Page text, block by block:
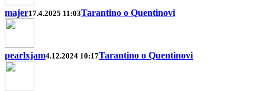
majer17.4.2025 11:03Tarantino o Quentinovi
pearlxjam4.12.2024 10:17Tarantino o Quentinovi